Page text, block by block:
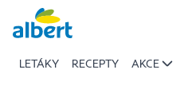
Přeskočit
LETÁKY RECEPTY AKCE